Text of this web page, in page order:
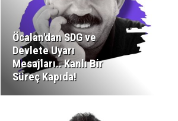
Öcalan'dan SDG ve
Devlete Uyarı
Mesajları.. Kanlı Bir
Süreç Kapıda!